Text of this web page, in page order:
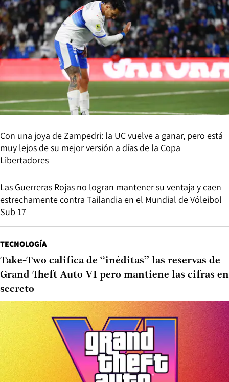
Con una joya de Zampedri: la UC vuelve a ganar, pero está
muy lejos de su mejor versión a días de la Copa
Libertadores
Las Guerreras Rojas no logran mantener su ventaja y caen
estrechamente contra Tailandia en el Mundial de Vóleibol
Sub 17
TECNOLOGÍA
Take-Two califica de “inéditas” las reservas de
Grand Theft Auto VI pero mantiene las cifras en
secreto